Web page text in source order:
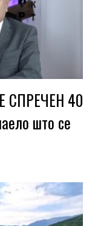
СПРЕЧЕН 40
што се